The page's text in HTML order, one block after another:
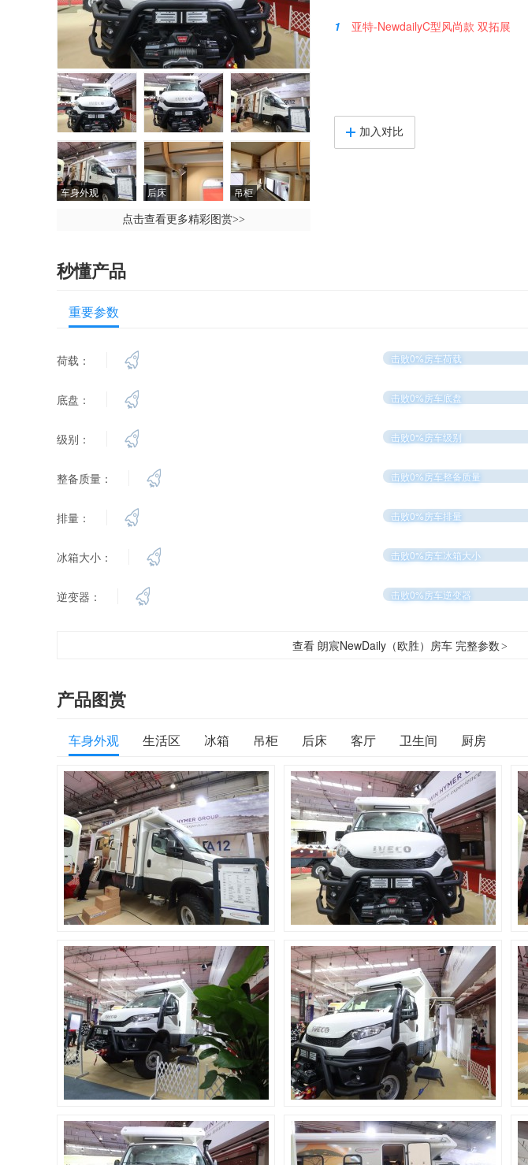
车身外观 后床 吊柜
点击查看更多精彩图赏>>
1 亚特-NewdailyC型风尚款 双拓展
加入对比
秒懂产品
重要参数
荷载： 击败0%房车荷载
底盘： 击败0%房车底盘
级别： 击败0%房车级别
整备质量： 击败0%房车整备质量
排量： 击败0%房车排量
冰箱大小： 击败0%房车冰箱大小
逆变器： 击败0%房车逆变器
查看 朗宸NewDaily（欧胜）房车 完整参数 >
产品图赏
车身外观 生活区 冰箱 吊柜 后床 客厅 卫生间 厨房